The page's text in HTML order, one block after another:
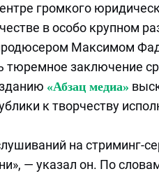
громкого
в особо крупном
Максимом
тюремное заключение
«Абзац медиа»
к творчеству
на стриминг-
— указал он. По